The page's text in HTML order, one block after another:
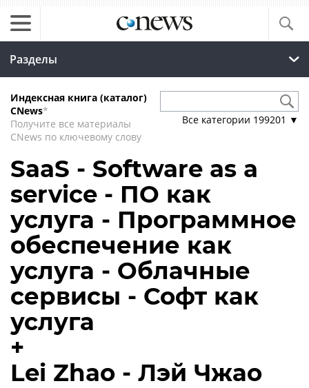
Разделы
Индексная книга (каталог)
CNews*
Получите все материалы
CNews по ключевому слову
Все категории 199201 ▼
SaaS - Software as a
service - ПО как
услуга - Программное
обеспечение как
услуга - Облачные
сервисы - Софт как
услуга
+
Lei Zhao - Лэй Чжао